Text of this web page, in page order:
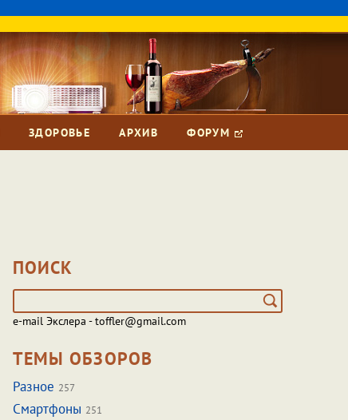
ЗДОРОВЬЕ АРХИВ ФОРУМ
ПОИСК
e-mail Экслера - toffler@gmail.com
ТЕМЫ ОБЗОРОВ
Разное 257
Смартфоны 251